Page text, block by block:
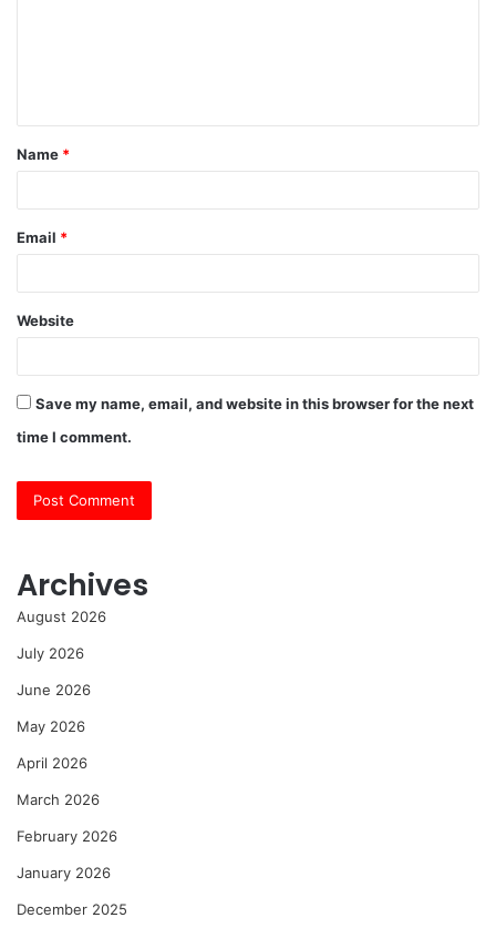
t
*
Name *
Email *
Website
Save my name, email, and website in this browser for the next
time I comment.
Archives
August 2026
July 2026
June 2026
May 2026
April 2026
March 2026
February 2026
January 2026
December 2025